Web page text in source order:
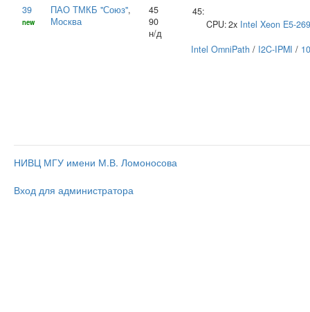
39
new
ПАО ТМКБ "Союз",
Москва
45
90
н/д
45:
CPU:2x Intel Xeon E5-
Intel OmniPath / I2C-IPMI /
НИВЦ МГУ имени М.В. Ломоносова
Вход для администратора